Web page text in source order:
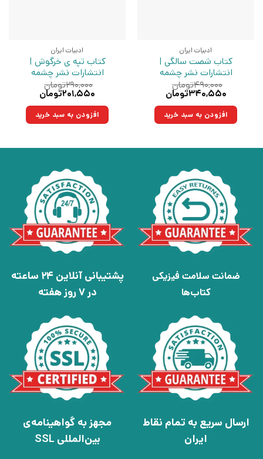
ادبیات ایران
کتاب شصت سالگی |
انتشارات نشر چشمه
۴۹۰,۰۰۰تومان
قیمت
۴۹۰,۰۰۰تومان
بود.
۳۴۰,۵۵۰تومان
۳۴۰,۵۵۰تومان. افزودن به سبد خرید
ادبیات ایران
کتاب تپه ی خرگوش |
انتشارات نشر چشمه
۲۹۰,۰۰۰تومان
قیمت
۲۹۰,۰۰۰تومان
بود.
۲۰۱,۵۵۰تومان
۲۰۱,۵۵۰تومان.افزودن به سبد خرید
ضمانت سلامت فیزیکی
کتاب‌ها
پشتیبانی آنلاین 24 ساعته
در 7 روز هفته
ارسال سریع به تمام نقاط
ایران
مجهز به گواهینامه‌ی
بین‌المللی SSL